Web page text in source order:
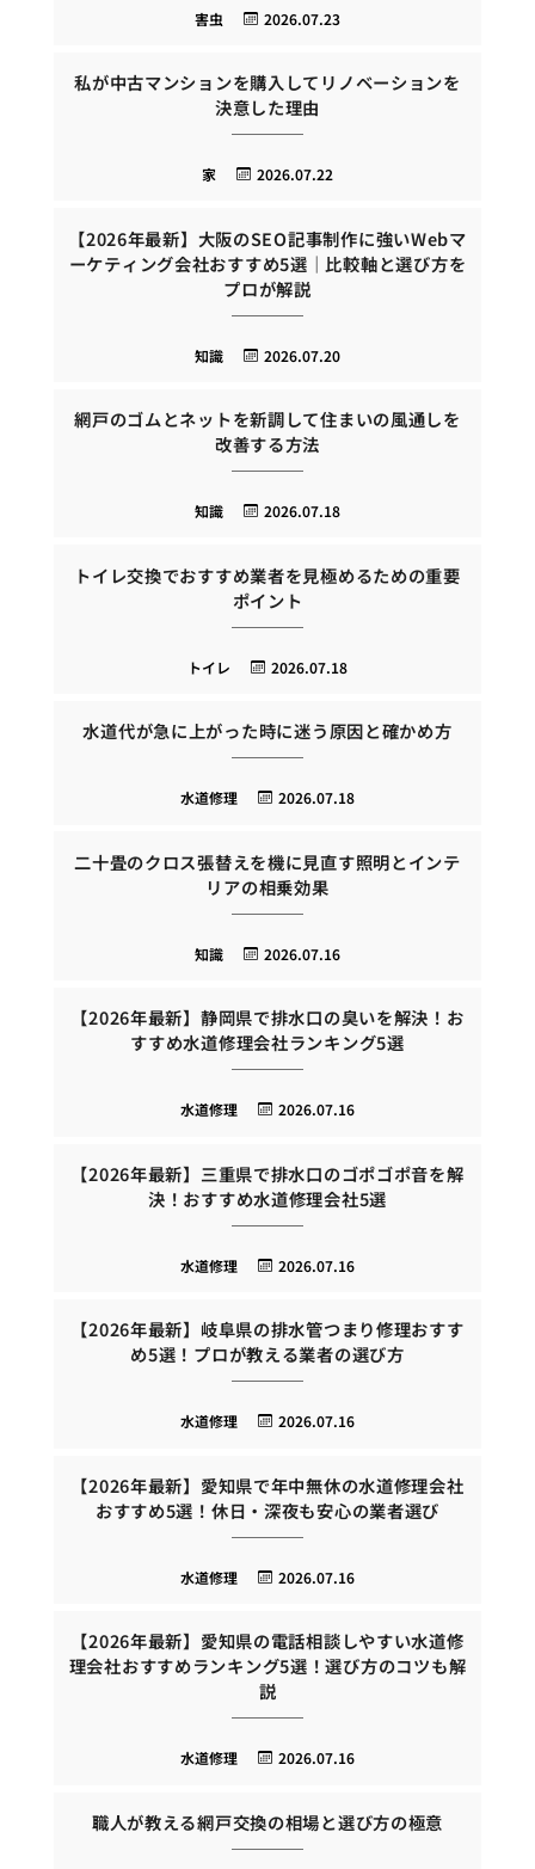
2026.07.23
害虫
私が中古マンションを購入してリノベーションを
決意した理由
2026.07.22
家
【2026年最新】大阪のSEO記事制作に強いWebマ
ーケティング会社おすすめ5選｜比較軸と選び方を
プロが解説
2026.07.20
知識
網戸のゴムとネットを新調して住まいの風通しを
改善する方法
2026.07.18
知識
トイレ交換でおすすめ業者を見極めるための重要
ポイント
2026.07.18
トイレ
水道代が急に上がった時に迷う原因と確かめ方
2026.07.18
水道修理
二十畳のクロス張替えを機に見直す照明とインテ
リアの相乗効果
2026.07.16
知識
【2026年最新】静岡県で排水口の臭いを解決！お
すすめ水道修理会社ランキング5選
2026.07.16
水道修理
【2026年最新】三重県で排水口のゴポゴポ音を解
決！おすすめ水道修理会社5選
2026.07.16
水道修理
【2026年最新】岐阜県の排水管つまり修理おすす
め5選！プロが教える業者の選び方
2026.07.16
水道修理
【2026年最新】愛知県で年中無休の水道修理会社
おすすめ5選！休日・深夜も安心の業者選び
2026.07.16
水道修理
【2026年最新】愛知県の電話相談しやすい水道修
理会社おすすめランキング5選！選び方のコツも解
説
2026.07.16
水道修理
職人が教える網戸交換の相場と選び方の極意